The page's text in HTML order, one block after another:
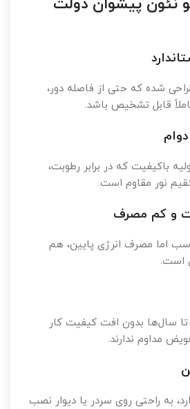
شده که حتی از فاصله دور،
قابل تشخیص باشد.
باکیفیت که در برابر رطوبت،
نور مقاوم است.
و کم مصرف
اما مصرف انرژی پایین، هم
است.
سال‌ها بدون افت کیفیت کار
مداوم ندارند.
به راحتی روی سردر یا دیوار نصب